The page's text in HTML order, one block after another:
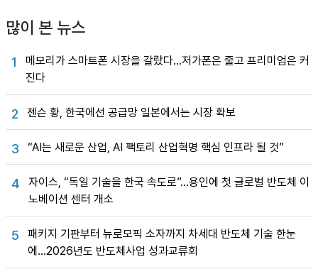
많이 본 뉴스
1
메모리가 스마트폰 시장을 갈랐다…저가폰은 줄고 프리미엄은 커
진다
2 젠슨 황, 한국에선 공급망 일본에서는 시장 확보
3 “AI는 새로운 산업, AI 팩토리 산업혁명 핵심 인프라 될 것”
4
자이스, “독일 기술을 한국 속도로”…용인에 첫 글로벌 반도체 이
노베이션 센터 개소
5
패키지 기판부터 뉴로모픽 소자까지 차세대 반도체 기술 한눈
에…2026년도 반도체사업 성과교류회